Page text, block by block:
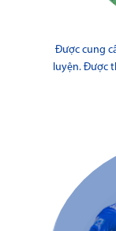
Được cung
luyện. Được